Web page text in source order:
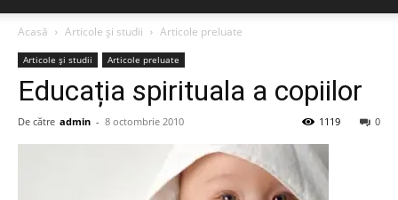
Acasă
Articole şi studii Articole preluate
Articole şi studii Articole preluate
Educația spirituala a copiilor
De către admin - 8 octombrie 2010 0
1119